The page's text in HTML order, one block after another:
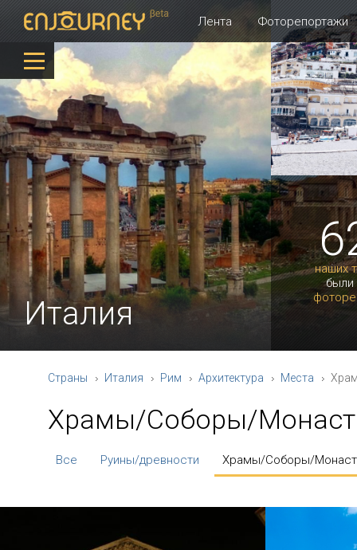
Лента Фоторепортажи
наших
были
Италия
Страны Италия Рим Архитектура Места
Храмы/Соборы/
Все Руины/древности Храмы/Соборы/